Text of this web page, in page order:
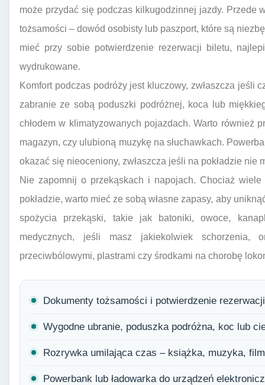
może przydać się podczas kilkugodzinnej jazdy. Przede
tożsamości – dowód osobisty lub paszport, które są
mieć przy sobie potwierdzenie rezerwacji biletu,
wydrukowane.
Komfort podczas podróży jest kluczowy, zwłaszcza jeśli
zabranie ze sobą poduszki podróżnej, koca lub
chłodem w klimatyzowanych pojazdach. Warto również
magazyn, czy ulubioną muzykę na słuchawkach.
okazać się nieoceniony, zwłaszcza jeśli na pokładzie nie
Nie zapomnij o przekąskach i napojach. Chociaż
pokładzie, warto mieć ze sobą własne zapasy, aby
spożycia przekąski, takie jak batoniki, owoce,
medycznych, jeśli masz jakiekolwiek
przeciwbólowymi, plastrami czy środkami na chorobę
Dokumenty tożsamości i potwierdzenie
Wygodne ubranie, poduszka podróżna, koc lub
Rozrywka umilająca czas – książka, muzyka,
Powerbank lub ładowarka do urządzeń